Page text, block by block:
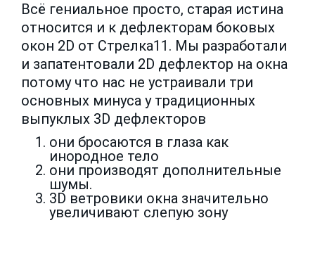
Всё гениальное просто, старая истина
относится и к дефлекторам боковых
окон 2D от Стрелка11. Мы разработали
и запатентовали 2D дефлектор на окна
потому что нас не устраивали три
основных минуса у традиционных
выпуклых 3D дефлекторов
они бросаются в глаза как
инородное тело
они производят дополнительные
шумы.
3D ветровики окна значительно
увеличивают слепую зону